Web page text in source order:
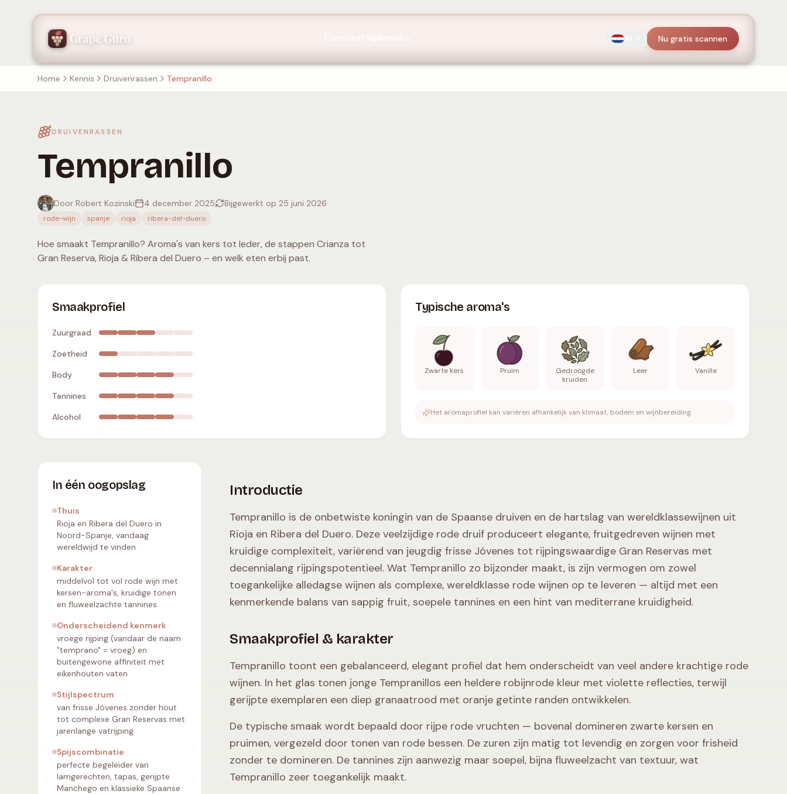
Nu gratis scannen
Home Kennis Druivenrassen Tempranillo
DRUIVENRASSEN
Tempranillo
Door Robert Kozinski 4 december 2025 Bijgewerkt op 25 juni 2026
rode-wijn spanje rioja ribera-del-duero
Hoe smaakt Tempranillo? Aroma's van kers tot leder, de stappen Crianza tot
Gran Reserva, Rioja & Ribera del Duero – en welk eten erbij past.
Smaakprofiel
Zuurgraad
Zoetheid
Body
Tannines
Alcohol
Typische aroma's
Zwarte kers Pruim
Gedroogde
kruiden
Leer Vanille
Het aromaprofiel kan variëren afhankelijk van klimaat, bodem en wijnbereiding.
In één oogopslag
Thuis
Rioja en Ribera del Duero in
Noord-Spanje, vandaag
wereldwijd te vinden
Karakter
middelvol tot vol rode wijn met
kersen-aroma's, kruidige tonen
en fluweelzachte tannines
Onderscheidend kenmerk
vroege rijping (vandaar de naam
"temprano" = vroeg) en
buitengewone affiniteit met
eikenhouten vaten
Stijlspectrum
van frisse Jóvenes zonder hout
tot complexe Gran Reservas met
jarenlange vatrijping
Spijscombinatie
perfecte begeleider van
lamgerechten, tapas, gerijpte
Manchego en klassieke Spaanse
Introductie
Tempranillo is de onbetwiste koningin van de Spaanse druiven en de hartslag van wereldklassewijnen uit
Rioja en Ribera del Duero. Deze veelzijdige rode druif produceert elegante, fruitgedreven wijnen met
kruidige complexiteit, variërend van jeugdig frisse Jóvenes tot rijpingswaardige Gran Reservas met
decennialang rijpingspotentieel. Wat Tempranillo zo bijzonder maakt, is zijn vermogen om zowel
toegankelijke alledagse wijnen als complexe, wereldklasse rode wijnen op te leveren — altijd met een
kenmerkende balans van sappig fruit, soepele tannines en een hint van mediterrane kruidigheid.
Smaakprofiel & karakter
Tempranillo toont een gebalanceerd, elegant profiel dat hem onderscheidt van veel andere krachtige rode
wijnen. In het glas tonen jonge Tempranillos een heldere robijnrode kleur met violette reflecties, terwijl
gerijpte exemplaren een diep granaatrood met oranje getinte randen ontwikkelen.
De typische smaak wordt bepaald door rijpe rode vruchten — bovenal domineren zwarte kersen en
pruimen, vergezeld door tonen van rode bessen. De zuren zijn matig tot levendig en zorgen voor frisheid
zonder te domineren. De tannines zijn aanwezig maar soepel, bijna fluweelzacht van textuur, wat
Tempranillo zeer toegankelijk maakt.